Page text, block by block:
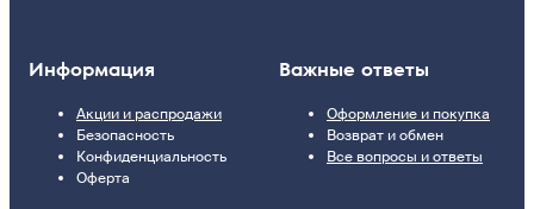
Информация
Акции и распродажи
Безопасность
Конфиденциальность
Оферта
Важные ответы
Оформление и покупка
Возврат и обмен
Все вопросы и ответы